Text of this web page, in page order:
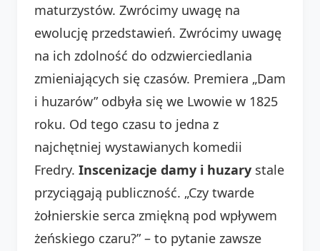
maturzystów. Zwrócimy uwagę na
ewolucję przedstawień. Zwrócimy uwagę
na ich zdolność do odzwierciedlania
zmieniających się czasów. Premiera „Dam
i huzarów” odbyła się we Lwowie w 1825
roku. Od tego czasu to jedna z
najchętniej wystawianych komedii
Fredry. Inscenizacje damy i huzary stale
przyciągają publiczność. „Czy twarde
żołnierskie serca zmiękną pod wpływem
żeńskiego czaru?” – to pytanie zawsze